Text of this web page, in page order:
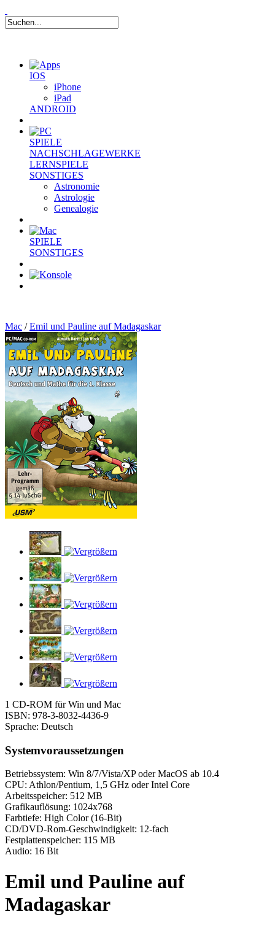
IOS
iPhone
iPad
ANDROID
SPIELE
NACHSCHLAGEWERKE
LERNSPIELE
SONSTIGES
Astronomie
Astrologie
Genealogie
SPIELE
SONSTIGES
Mac /Emil und Pauline auf Madagaskar
1 CD-ROM für Win und Mac
ISBN: 978-3-8032-4436-9
Sprache: Deutsch
Systemvoraussetzungen
Betriebssystem: Win 8/7/Vista/XP oder MacOS ab 10.4
CPU: Athlon/Pentium, 1,5 GHz oder Intel Core
Arbeitsspeicher: 512 MB
Grafikauflösung: 1024x768
Farbtiefe: High Color (16-Bit)
CD/DVD-Rom-Geschwindigkeit: 12-fach
Festplattenspeicher: 115 MB
Audio: 16 Bit
Emil und Pauline auf
Madagaskar